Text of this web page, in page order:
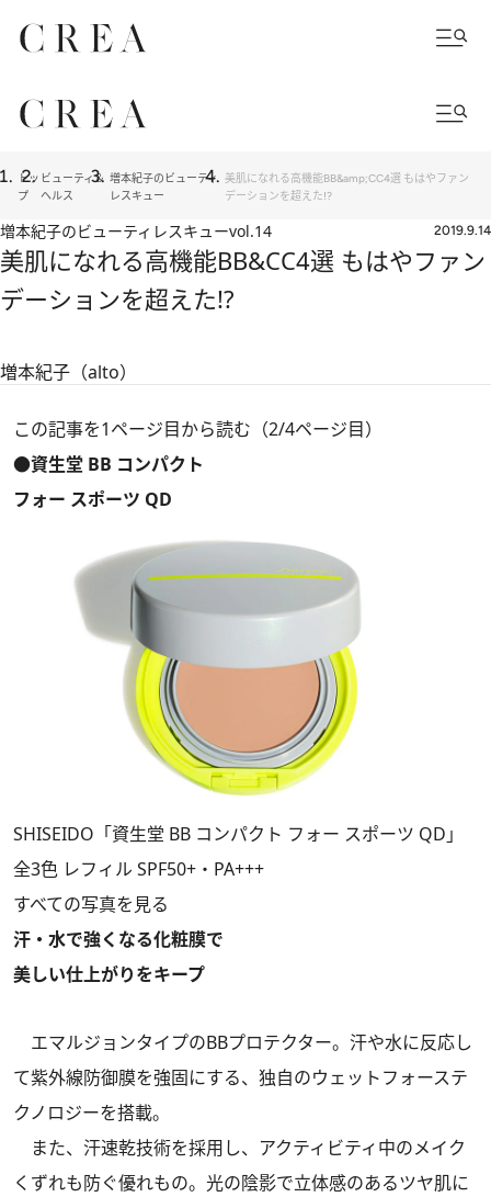
トッ
プ
ビューティ＆
ヘルス
増本紀子のビューティ
レスキュー
美肌になれる高機能BB&amp;CC4選 もはやファン
デーションを超えた!?
増本紀子のビューティレスキューvol.14 2019.9.14
美肌になれる高機能BB&CC4選 もはやファン
デーションを超えた!?
増本紀子（alto）
この記事を1ページ目から読む（2/4ページ目）
●資生堂 BB コンパクト
フォー スポーツ QD
SHISEIDO「資生堂 BB コンパクト フォー スポーツ QD」
全3色 レフィル SPF50+・PA+++
すべての写真を見る
汗・水で強くなる化粧膜で
美しい仕上がりをキープ
エマルジョンタイプのBBプロテクター。汗や水に反応し
て紫外線防御膜を強固にする、独自のウェットフォーステ
クノロジーを搭載。
また、汗速乾技術を採用し、アクティビティ中のメイク
くずれも防ぐ優れもの。光の陰影で立体感のあるツヤ肌に